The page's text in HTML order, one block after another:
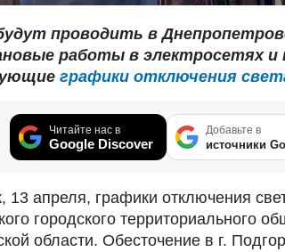
проводить в
работы в электросетях
графики отключения
Читайте нас в
Google Discover
Добавьте в
источники
13 апреля, графики отключения
городского территориального
области. Обесточение в г.